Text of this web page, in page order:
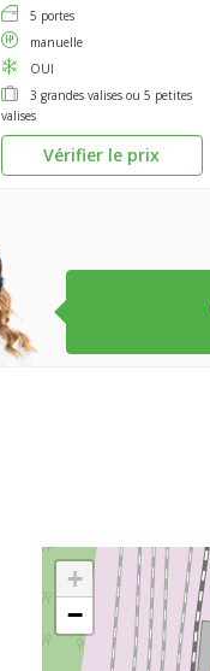
5 portes
manuelle
OUI
3 grandes valises ou 5 petites
valises
Vérifier le prix
+
−